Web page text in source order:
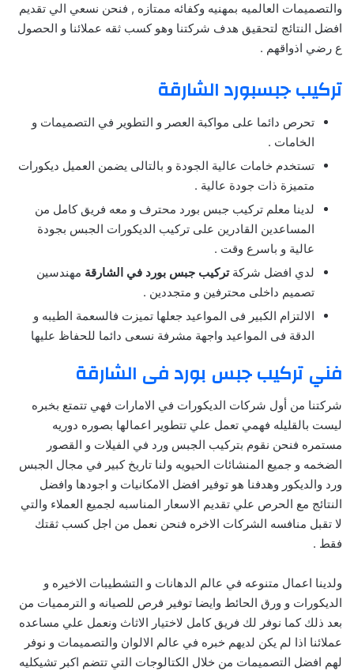
والتصميمات العالميه بمهنيه وكفائه ممتازه , فنحن نسعي الي تقديم
افضل النتائج لتحقيق هدف شركتنا وهو كسب ثقه عملائنا و الحصول
ع رضي اذواقهم .
تركيب جبسبورد الشارقة
تحرص دائما على مواكبة العصر و التطوير في التصميمات و
الخامات .
تستخدم خامات عالية الجودة و بالتالى يضمن العميل ديكورات
متميزة ذات جودة عالية .
لدينا معلم تركيب جبس بورد محترف و معه فريق كامل من
المساعدين القادرين على تركيب الديكورات الجبس بجودة
عالية و باسرع وقت .
لدي افضل شركةتركيب جبس بورد في الشارقة مهندسين
تصميم داخلى محترفين و متجددين .
الالتزام الكبير فى المواعيد جعلها تميزت فالسعمة الطيبه و
الدقة فى المواعيد واجهة مشرفة نسعى دائما للحفاظ عليها
فني تركيب جبس بورد فى الشارقة
شركتنا من أول شركات الديكورات في الامارات فهي تتمتع بخبره
ليست بالقليله فهمي تعمل علي تتطوير اعمالها بصوره دوريه
مستمره فنحن نقوم بتركيب الجبس ورد في الفيلات و القصور
الضخمه و جميع المنشائات الحيويه ولنا تاريخ كبير في مجال الجبس
ورد والديكور وهدفنا هو توفير افضل الامكانيات و اجودها وافضل
النتائج مع الحرص علي تقديم الاسعار المناسبه لجميع العملاء والتي
لا تقبل منافسه الشركات الاخره فنحن نعمل من اجل كسب ثقتك
فقط .
ولدينا اعمال متنوعه في عالم الدهانات و التشطيبات الاخيره و
الديكورات و ورق الحائط وايضا توفير فرص للصيانه و الترمميات من
بعد ذلك كما نوفر لك فريق كامل لاختيار الاثاث ونعمل علي مساعده
عملائنا اذا لم يكن لديهم خبره في عالم الالوان والتصميمات و نوفر
لهم افضل التصميمات من خلال الكتالوجات التي تتضم اكبر تشيكليه